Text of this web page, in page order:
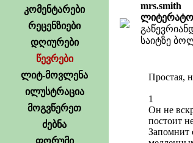
კომენტარები
რეცენზიები
დღიურები
წევრები
ლიტ-მოვლენა
ილუსტრაცია
მოგვწერეთ
ძებნა
ფორუმი
mrs.smith
საიტზე
Простая,
1
Он не
постоит
Запомнит